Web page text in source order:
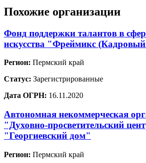
Похожие организации
Фонд поддержки талантов в
искусства "Фреймикс
Регион: Пермский край
Статус: Зарегистрированные
Дата ОГРН: 16.11.2020
Автономная некоммерческая
"Духовно-просветительский
"Георгиевский дом"
Регион: Пермский край